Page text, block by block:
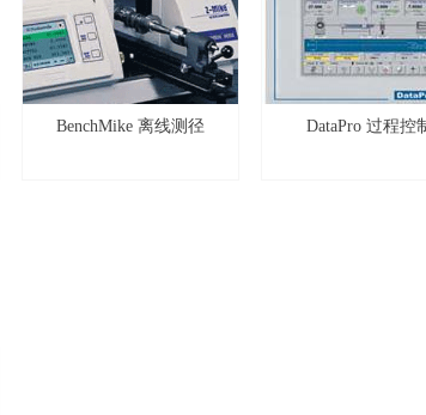
BenchMike 离线测径 DataPro 过程控